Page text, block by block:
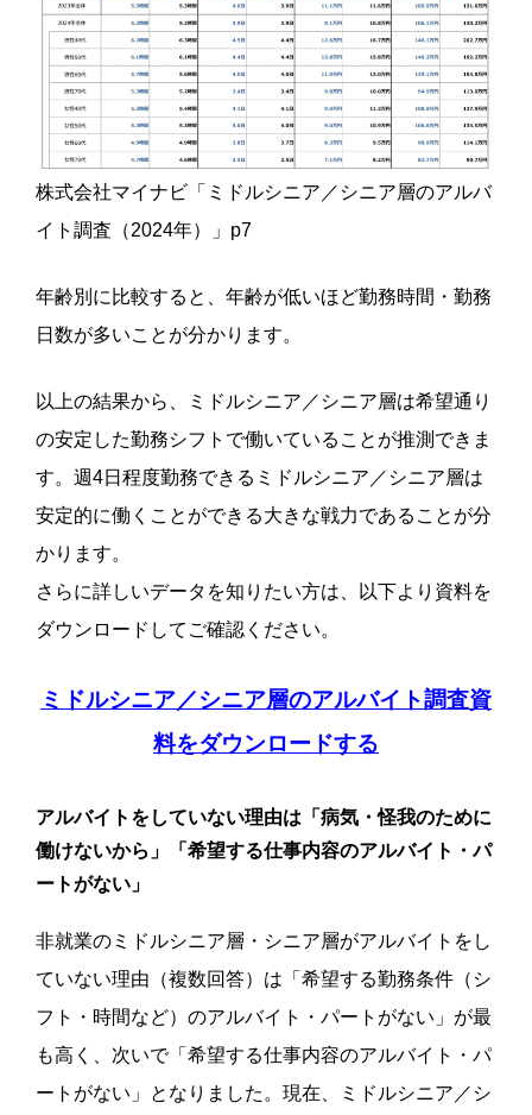
株式会社マイナビ「ミドルシニア／シニア層のアルバ
イト調査（2024年）」p7
年齢別に比較すると、年齢が低いほど勤務時間・勤務
日数が多いことが分かります。
以上の結果から、ミドルシニア／シニア層は希望通り
の安定した勤務シフトで働いていることが推測できま
す。週4日程度勤務できるミドルシニア／シニア層は
安定的に働くことができる大きな戦力であることが分
かります。
さらに詳しいデータを知りたい方は、以下より資料を
ダウンロードしてご確認ください。
ミドルシニア／シニア層のアルバイト調査資
料をダウンロードする
アルバイトをしていない理由は「病気・怪我のために
働けないから」「希望する仕事内容のアルバイト・パ
ートがない」
非就業のミドルシニア層・シニア層がアルバイトをし
ていない理由（複数回答）は「希望する勤務条件（シ
フト・時間など）のアルバイト・パートがない」が最
も高く、次いで「希望する仕事内容のアルバイト・パ
ートがない」となりました。 現在、ミドルシニア／シ